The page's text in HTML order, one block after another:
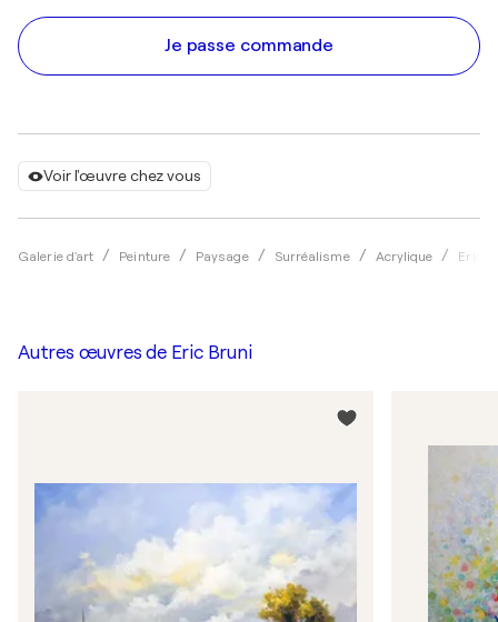
Voir l'œuvre chez vous
Galerie d'art Peinture Paysage Surréalisme Acrylique Eric
Je passe commande
Autres œuvres de Eric Bruni